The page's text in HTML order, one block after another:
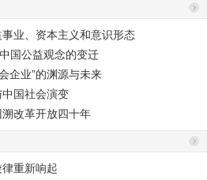
业、资本主义和意识形态
国公益观念的变迁
企业”的渊源与未来
国社会演变
改革开放四十年
重新响起